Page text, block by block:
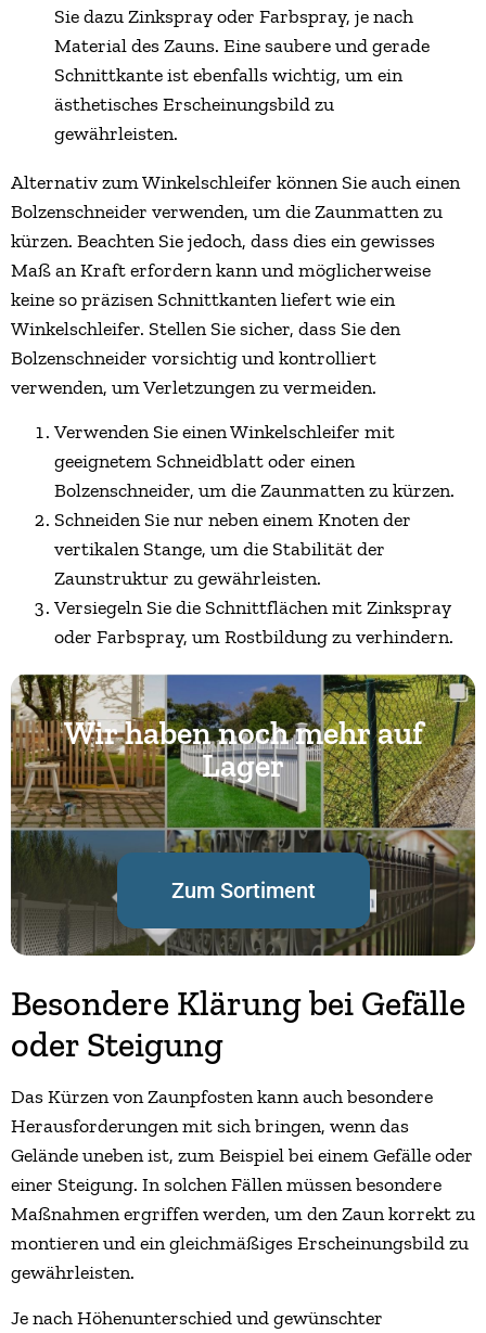
Sie dazu Zinkspray oder Farbspray, je nach
Material des Zauns. Eine saubere und gerade
Schnittkante ist ebenfalls wichtig, um ein
ästhetisches Erscheinungsbild zu
gewährleisten.
Alternativ zum Winkelschleifer können Sie auch einen
Bolzenschneider verwenden, um die Zaunmatten zu
kürzen. Beachten Sie jedoch, dass dies ein gewisses
Maß an Kraft erfordern kann und möglicherweise
keine so präzisen Schnittkanten liefert wie ein
Winkelschleifer. Stellen Sie sicher, dass Sie den
Bolzenschneider vorsichtig und kontrolliert
verwenden, um Verletzungen zu vermeiden.
Verwenden Sie einen Winkelschleifer mit
geeignetem Schneidblatt oder einen
Bolzenschneider, um die Zaunmatten zu kürzen.
Schneiden Sie nur neben einem Knoten der
vertikalen Stange, um die Stabilität der
Zaunstruktur zu gewährleisten.
Versiegeln Sie die Schnittflächen mit Zinkspray
oder Farbspray, um Rostbildung zu verhindern.
Wir haben noch mehr auf
Lager
Zum Sortiment
Besondere Klärung bei Gefälle
oder Steigung
Das Kürzen von Zaunpfosten kann auch besondere
Herausforderungen mit sich bringen, wenn das
Gelände uneben ist, zum Beispiel bei einem Gefälle oder
einer Steigung. In solchen Fällen müssen besondere
Maßnahmen ergriffen werden, um den Zaun korrekt zu
montieren und ein gleichmäßiges Erscheinungsbild zu
gewährleisten.
Je nach Höhenunterschied und gewünschter